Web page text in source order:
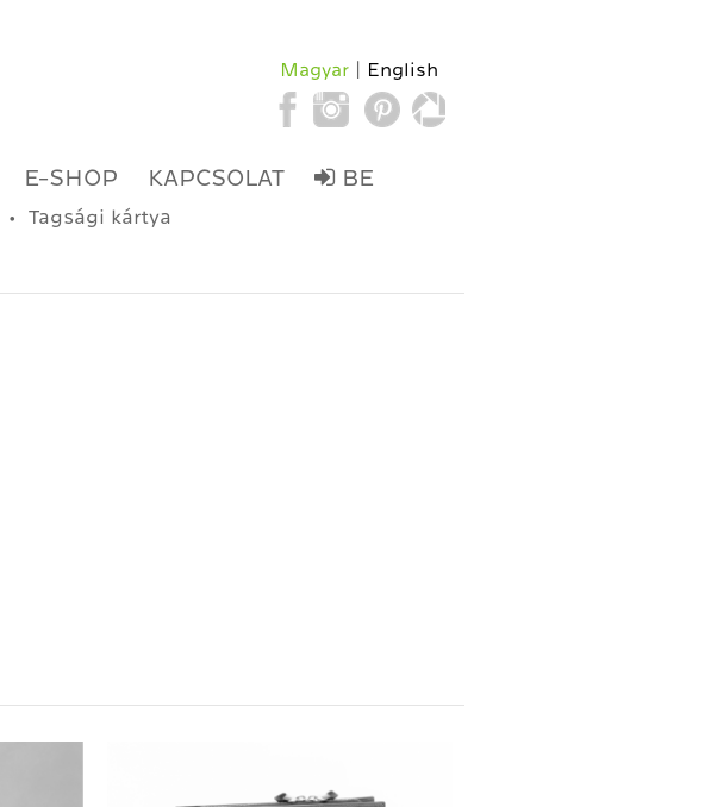
Magyar English
E-SHOP KAPCSOLAT BE
Tagsági kártya